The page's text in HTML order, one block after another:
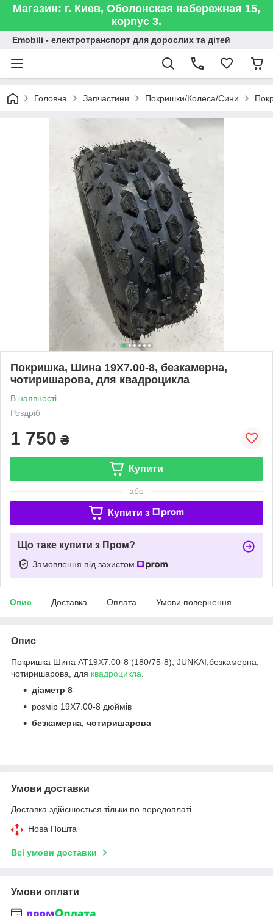
Магазин: г. Киев, Оболонская набережная 15,
корпус 3.
Emobili - електротранспорт для дорослих та дітей
Головна Запчастини Покришки/Колеса/Сини
Покришка, Шина 19Х7.00-8, безкамерна,
чотиришарова, для квадроцикла
В наявності
Роздріб
1 750 ₴
Купити
або
Купити з
Що таке купити з Пром?
Замовлення під захистом
Опис Доставка Оплата Умови повернення
Опис
Покришка Шина АТ19Х7.00-8 (180/75-8), JUNKAI,безкамерна,
чотиришарова, для квадроцикла
діаметр 8
розмір 19Х7.00-8 дюймів
безкамерна, чотиришарова
Умови доставки
Доставка здійснюється тільки по передоплаті.
Нова Пошта
Всі умови доставки
Умови оплати